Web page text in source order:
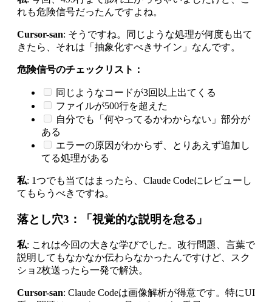
れも危険信号だったんですよね。
Cursor-san: そうですね。同じような処理が何度も出て
きたら、それは「抽象化すべきサイン」なんです。
危険信号のチェックリスト：
同じようなコードが3回以上出てくる
ファイルが500行を超えた
自分でも「何やってるかわからない」部分が
ある
エラーの原因がわからず、とりあえず追加し
てる処理がある
私: 1つでも当てはまったら、Claude Codeにレビューし
てもらうべきですね。
落とし穴3：「視覚的な説明を怠る」
私: これは今回の大きな学びでした。改行問題、言葉で
説明してもなかなか伝わらなかったんですけど、スク
ショ2枚送ったら一発で解決。
Cursor-san: Claude Codeは画像解析が得意です。特にUI